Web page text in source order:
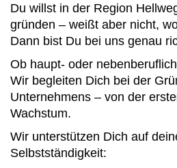
Du willst in der Region
gründen – weißt aber nicht,
Dann bist Du bei uns genau
Ob haupt- oder
Wir begleiten Dich bei der
Unternehmens – von der
Wachstum.
Wir unterstützen Dich auf
Selbstständigkeit: